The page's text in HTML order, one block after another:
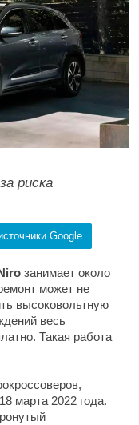
риска
Google
занимает около
может не
высоковольтную
весь
Такая работа
марта 2022 года.